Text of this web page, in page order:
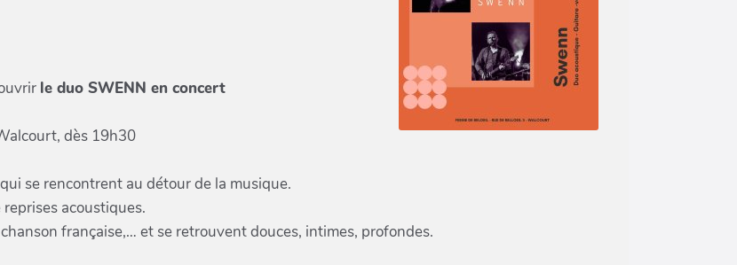
le duo SWENN en concert
dès 19h30
qui se rencontrent au détour de la musique.
acoustiques.
française,… et se retrouvent douces, intimes, profondes.